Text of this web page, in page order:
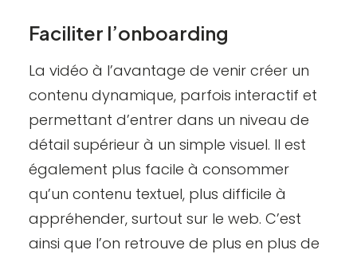
Faciliter l’onboarding
La vidéo à l’avantage de venir créer un
contenu dynamique, parfois interactif et
permettant d’entrer dans un niveau de
détail supérieur à un simple visuel. Il est
également plus facile à consommer
qu’un contenu textuel, plus difficile à
appréhender, surtout sur le web. C’est
ainsi que l’on retrouve de plus en plus de